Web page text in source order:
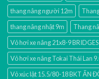
thang nâng người 12m
thang nâng nhật 9m
Thang
Vỏ hơi xe nâng 21x8-9
Vỏ hơi xe nâng Tokai Thái Lan
Vỏ xúc lật 15.5/80-18 BKT ẤN